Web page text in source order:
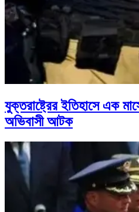
যুক্তরাষ্ট্রের ইতিহাসে এক
অভিবাসী আটক